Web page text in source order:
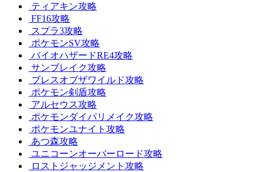
ティアキン攻略
FF16攻略
スプラ3攻略
ポケモンSV攻略
バイオハザードRE4攻略
サンブレイク攻略
ブレスオブザワイルド攻略
ポケモン剣盾攻略
アルセウス攻略
ポケモンダイパリメイク攻略
ポケモンユナイト攻略
あつ森攻略
ユニコーンオーバーロード攻略
ロストジャッジメント攻略